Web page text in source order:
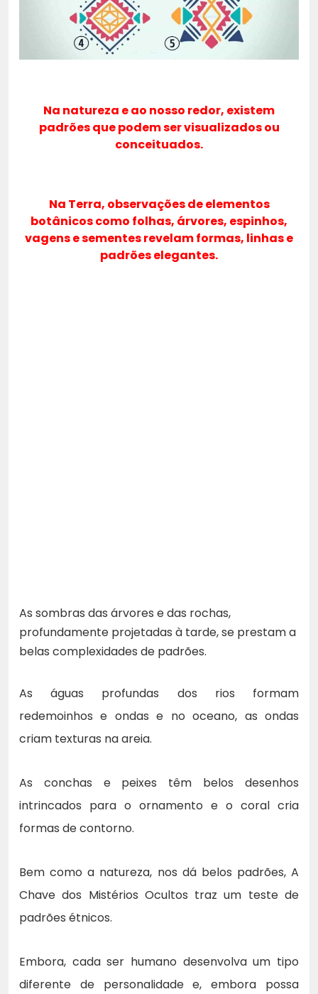
Na natureza e ao nosso redor, existem
padrões que podem ser visualizados ou
conceituados.
Na Terra, observações de elementos
botânicos como folhas, árvores, espinhos,
vagens e sementes revelam formas, linhas e
padrões elegantes.
As sombras das árvores e das rochas,
profundamente projetadas à tarde, se prestam a
belas complexidades de padrões.
As águas profundas dos rios formam
redemoinhos e ondas e no oceano, as ondas
criam texturas na areia.
As conchas e peixes têm belos desenhos
intrincados para o ornamento e o coral cria
formas de contorno.
Bem como a natureza, nos dá belos padrões, A
Chave dos Mistérios Ocultos traz um teste de
padrões étnicos.
Embora, cada ser humano desenvolva um tipo
diferente de personalidade e, embora possa